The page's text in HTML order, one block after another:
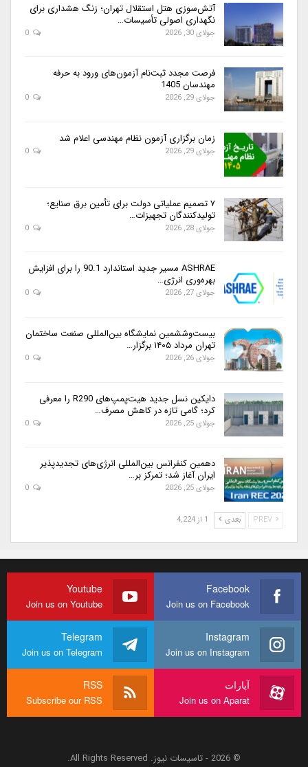
آتش‌سوزی هتل استقلال تهران؛ زنگ هشداری برای
نگهداری اصولی تأسیسات…
جولای 30, 2026
فرصت مجدد ثبت‌نام آزمون‌های ورود به حرفه
مهندسان 1405
جولای 29, 2026
زمان برگزاری آزمون نظام مهندسی اعلام شد
جولای 29, 2026
۷ تصمیم عملیاتی دولت برای تأمین برق صنایع؛
تولیدکنندگان تجهیزات…
جولای 28, 2026
ASHRAE مسیر جدید استاندارد 90.1 را برای افزایش
بهره‌وری انرژی…
جولای 27, 2026
بیست‌وششمین نمایشگاه بین‌المللی صنعت ساختمان
تهران مرداد ۱۴۰۵ برگزار…
جولای 26, 2026
دایکین نسل جدید هیت‌پمپ‌های R290 را معرفی
کرد؛ گامی تازه در کاهش مصرف…
جولای 25, 2026
دهمین کنفرانس بین‌المللی انرژی‌های تجدیدپذیر
ایران آغاز شد؛ تمرکز بر…
جولای 25, 2026
بعدی 1 از 4,224
Facebook
Join us on Facebook
Youtube
Join us on Youtube
Instagram
Join us on Instagram
Telegram
Join us on Telegram
آپارات
Join us on Aparat
RSS
Subscribe our RSS
© 2026 - تاسیسات نیوز. All Rights Reserved.